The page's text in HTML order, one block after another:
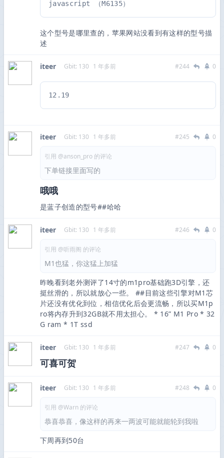
javascript （M6135）
这个型号是哪里查的，苹果网站没看到有这样的型号描
述
iteer Gbit: 130 1 年多前 #244 0
12.19
iteer Gbit: 130 1 年多前 #245 0
引用 @anson_pro 的评论
下单链接里面写的
哦哦
是蓝子创造的型号##哈哈
iteer Gbit: 130 1 年多前 #246 0
引用 @听雨阁 的评论
M1也猛，你这猛上加猛
昨晚看到老外测评了14寸的m1pro基础跑3D引擎，还
挺丝滑的，所以就放心一些。 ##目前这些引擎对M1芯
片还没有优化到位，相信优化后会更流畅，所以买M1p
ro将内存升到32GB就不用太担心。 * 16” M1 Pro * 32
G ram * 1T ssd
iteer Gbit: 130 1 年多前 #247 0
可喜可贺
iteer Gbit: 130 1 年多前 #248 0
引用 @Warn 的评论
恭喜恭喜，像这样的再来一两波可能就能轮到我啦
下周再到50台